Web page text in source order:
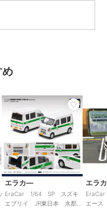
エラカ―
EraCar 1/64 SP スズキ
エブリイ JR東日本 水郡線
エラ
エー